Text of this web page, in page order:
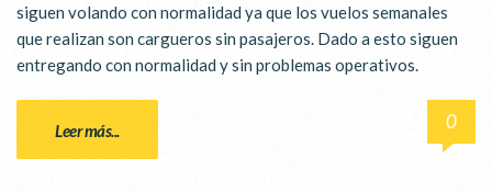
siguen volando con normalidad ya que los vuelos semanales
que realizan son cargueros sin pasajeros. Dado a esto siguen
entregando con normalidad y sin problemas operativos.
Leer más... 0